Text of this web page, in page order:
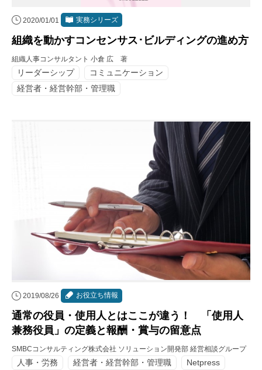
2020/01/01 実務シリーズ
組織を動かすコンセンサス･ビルディングの進め方
組織人事コンサルタント 小倉 広 著
リーダーシップ
コミュニケーション
経営者・経営幹部・管理職
2019/08/26 お役立ち情報
通常の役員・使用人とはここが違う！ 「使用人
兼務役員」の定義と報酬・賞与の留意点
SMBCコンサルティング株式会社 ソリューション開発部 経営相談グループ
人事・労務 経営者・経営幹部・管理職 Netpress